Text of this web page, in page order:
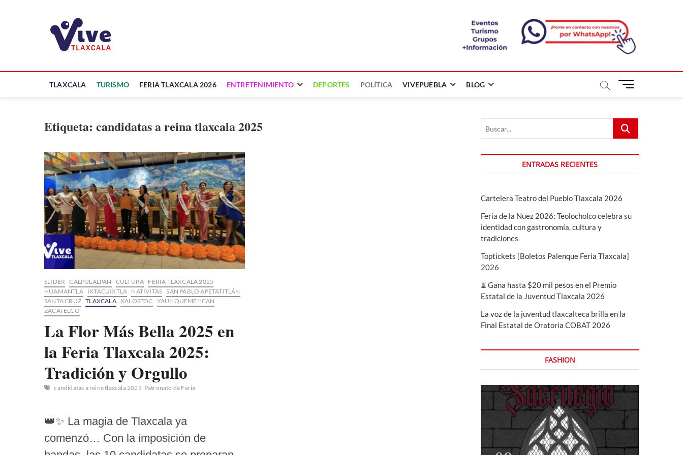
TLAXCALA TURISMO FERIA TLAXCALA 2026 ENTRETENIMIENTO DEPORTES POLÍTICA VIVEPUEBLA BLOG
B
ó
n
d
e
Etiqueta: candidatas a reina tlaxcala 2025
SLIDER CALPULALPAN CULTURA FERIA TLAXCALA 2025
HUAMANTLA
IXTACUIXTLA NATIVITAS SAN PABLO APETATITLÁN
SANTA CRUZ TLAXCALA XALOSTOC YAUHQUEMEHCAN
ZACATELCO
La Flor Más Bella 2025 en
la Feria Tlaxcala 2025:
Tradición y Orgullo
candidatas a reina tlaxcala 2025 Patronato de Feria
👑✨ La magia de Tlaxcala ya
comenzó… Con la imposición de
Buscar...
ENTRADAS RECIENTES
Cartelera Teatro del Pueblo Tlaxcala 2026
Feria de la Nuez 2026: Teolocholco celebra su
identidad con gastronomía, cultura y
tradiciones
Toptickets [Boletos Palenque Feria Tlaxcala]
2026
⏳ Gana hasta $20 mil pesos en el Premio
Estatal de la Juventud Tlaxcala 2026
La voz de la juventud tlaxcalteca brilla en la
Final Estatal de Oratoria COBAT 2026
FASHION